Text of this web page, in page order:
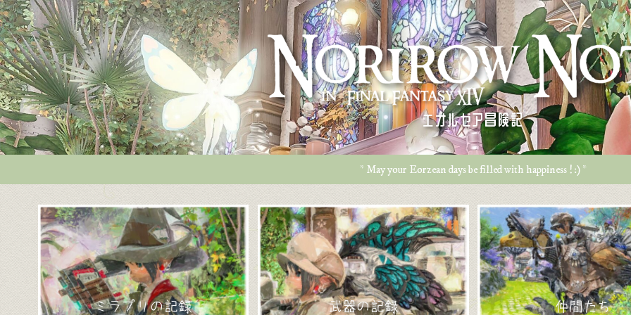
エオルゼア冒険記
* May your Eorzean days be filled with happiness ! :) *
ミラプリの記録 武器の記録 仲間たち